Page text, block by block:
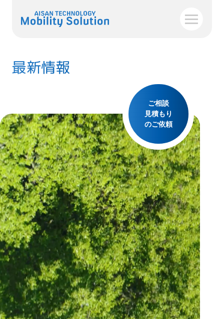
最新情報
ご相談
見積もり
のご依頼